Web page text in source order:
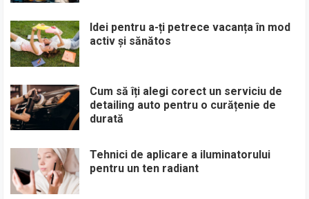
Idei pentru a-ți petrece vacanța în mod
activ și sănătos
Cum să îți alegi corect un serviciu de
detailing auto pentru o curățenie de
durată
Tehnici de aplicare a iluminatorului
pentru un ten radiant